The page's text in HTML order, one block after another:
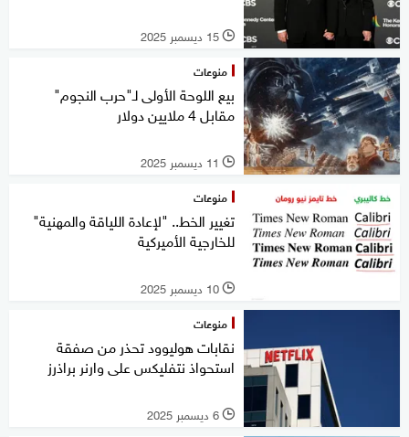
l 15 ديسمبر 2025
منوعات
بيع اللوحة الأولى لـ"حرب النجوم"
مقابل 4 ملايين دولار
l 11 ديسمبر 2025
منوعات
تغيير الخط.. "لإعادة اللياقة والمهنية"
للخارجية الأميركية
l 10 ديسمبر 2025
منوعات
نقابات هوليوود تحذر من صفقة
استحواذ نتفليكس على وارنر براذرز
l 6 ديسمبر 2025